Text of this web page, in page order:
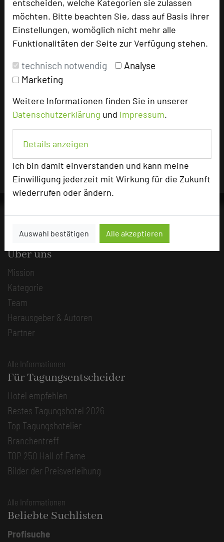
entscheiden, welche Kategorien sie zulassen
möchten. Bitte beachten Sie, dass auf Basis ihrer
Einstellungen, womöglich nicht mehr alle
Funktionalitäten der Seite zur Verfügung stehen.
technisch notwendig
Analyse
Marketing
Weitere Informationen finden Sie in unserer
Datenschutzerklärung und Impressum.
Details anzeigen
Ich bin damit einverstanden und kann meine
Einwilligung jederzeit mit Wirkung für die Zukunft
wiederrufen oder ändern.
Auswahl bestätigen Alle akzeptieren
Seminar, Konferenz, Klausur, Event
1159 Seiten dieses Hotels wurden in den vergangenen
30 Tagen auf diesem Portal aufgerufen.
Impressum zum Hotel
Für die Verwendung der Bilder haben die jeweiligen Hotels die
verantwortlich.
Über uns
Mission
Kategorie
Team
Herausgeber & Autoren
Partner
Alle Informationen
Für Tagungsentscheider
Hotel empfehlen
Bestes Tagungshotel 2026
Top Tagungshotelier
Branchentreff
TOP 250 Hall of Fame
Bilder der Preisverleihung
Alle Informationen
Beliebte Suchlisten
Profisuche